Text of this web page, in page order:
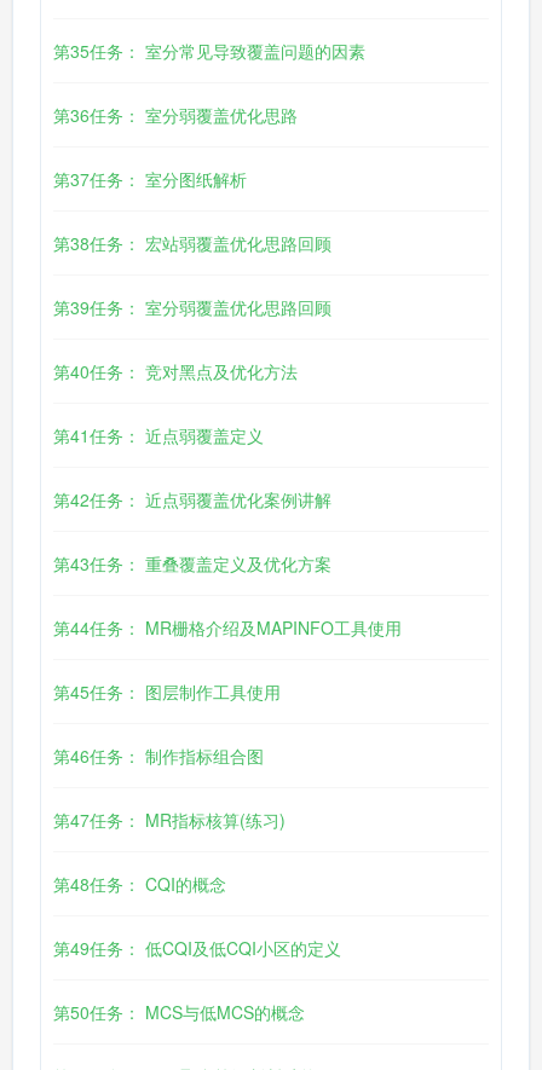
第35任务： 室分常见导致覆盖问题的因素
第36任务： 室分弱覆盖优化思路
第37任务： 室分图纸解析
第38任务： 宏站弱覆盖优化思路回顾
第39任务： 室分弱覆盖优化思路回顾
第40任务： 竞对黑点及优化方法
第41任务： 近点弱覆盖定义
第42任务： 近点弱覆盖优化案例讲解
第43任务： 重叠覆盖定义及优化方案
第44任务： MR栅格介绍及MAPINFO工具使用
第45任务： 图层制作工具使用
第46任务： 制作指标组合图
第47任务： MR指标核算(练习)
第48任务： CQI的概念
第49任务： 低CQI及低CQI小区的定义
第50任务： MCS与低MCS的概念